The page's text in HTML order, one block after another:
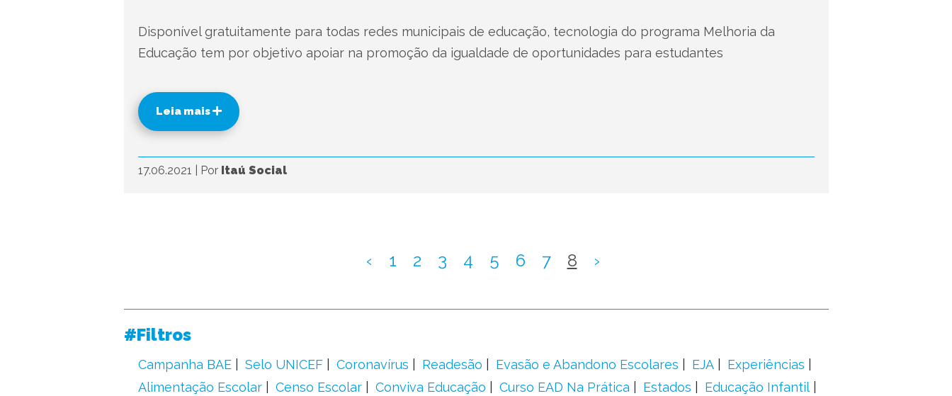
Disponível gratuitamente para todas redes municipais de educação, tecnologia do programa Melhoria da
Educação tem por objetivo apoiar na promoção da igualdade de oportunidades para estudantes
Leia mais
17.06.2021 Por Itaú Social
‹ 1 2 3 4 5 6 7 8 ›
#Filtros
Campanha BAE Selo UNICEF Coronavírus Readesão Evasão e Abandono Escolares EJA
Experiências
Alimentação Escolar
Censo Escolar Conviva Educação Curso EAD Na Prática Estados
Educação Infantil